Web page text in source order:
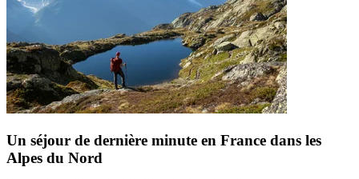
Un séjour de dernière minute en France dans les
Alpes du Nord